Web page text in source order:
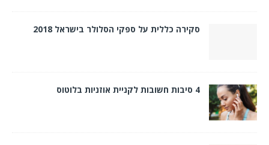
סקירה כללית על ספקי הסלולר בישראל 2018
4 סיבות חשובות לקניית אוזניות בלוטוס